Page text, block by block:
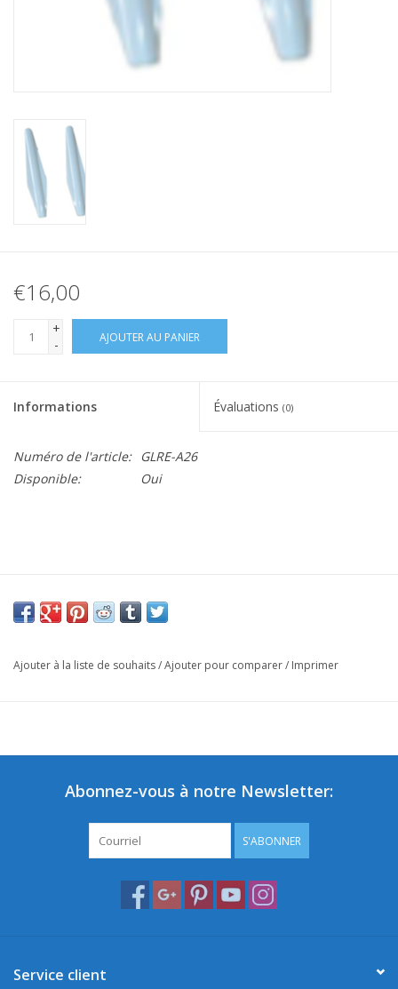
€16,00
+
-
AJOUTER AU PANIER
Informations Évaluations (0)
Numéro de l'article:
GLRE-A26
Disponible:
Oui
Ajouter à la liste de souhaits/Ajouter pour comparer/ Imprimer
Abonnez-vous à notre Newsletter:
S'ABONNER
Service client